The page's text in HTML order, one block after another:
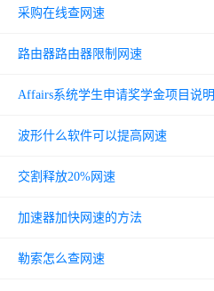
采购在线查网速
路由器路由器限制网速
Affairs系统学生申请奖学金项目说明
波形什么软件可以提高网速
交割释放20%网速
加速器加快网速的方法
勒索怎么查网速